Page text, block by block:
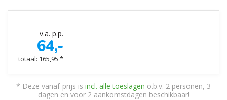
v.a. p.p.
64,-
totaal: 165,95 *
* Deze vanaf-prijs is incl. alle toeslagen o.b.v. 2 personen, 3
dagen en voor 2 aankomstdagen beschikbaar!